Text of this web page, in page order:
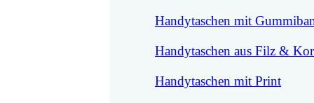
Handytaschen mit
Handytaschen aus Filz &
Handytaschen mit Print